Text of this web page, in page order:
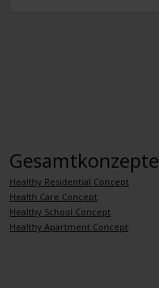
Gesamtkonzepte
Healthy Residential Concept
Health Care Concept
Healthy School Concept
Healthy Apartment Concept